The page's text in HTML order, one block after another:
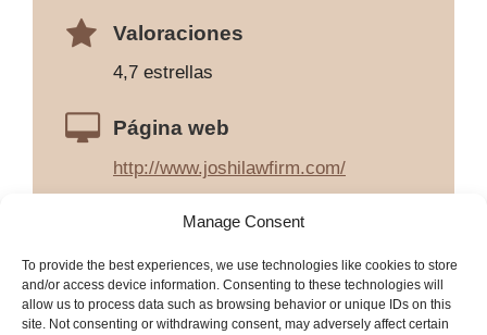
Manage Consent
To provide the best experiences, we use technologies like cookies to store
and/or access device information. Consenting to these technologies will
allow us to process data such as browsing behavior or unique IDs on this
site. Not consenting or withdrawing consent, may adversely affect certain
Valoraciones
4,7 estrellas
Página web
http://www.joshilawfirm.com/